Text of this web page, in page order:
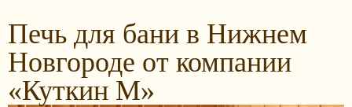
Печь для бани в Нижнем
Новгороде от компании
«Куткин М»